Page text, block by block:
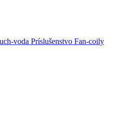
voda Príslušenstvo Fan-coily